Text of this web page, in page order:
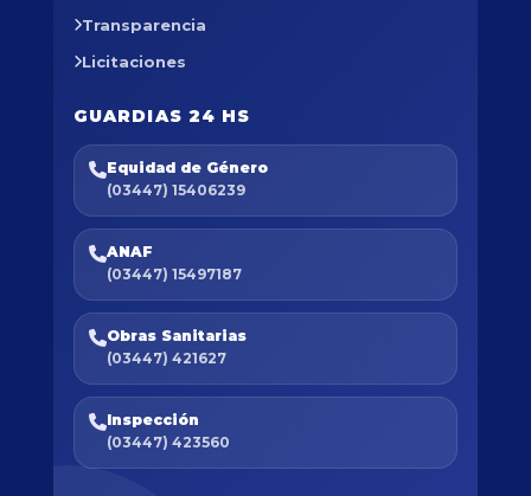
Transparencia
Licitaciones
GUARDIAS 24 HS
Equidad de Género
(03447) 15406239
ANAF
(03447) 15497187
Obras Sanitarias
(03447) 421627
Inspección
(03447) 423560